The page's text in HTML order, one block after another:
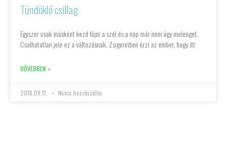
Tündöklő csillag
Egyszer csak másként kezd fújni a szél és a nap már nem úgy melenget.
Csalhatatlan jele ez a változásnak. Zsigereiben érzi az ember, hogy itt
BŐVEBBEN »
2018.09.11. Nincs hozzászólás